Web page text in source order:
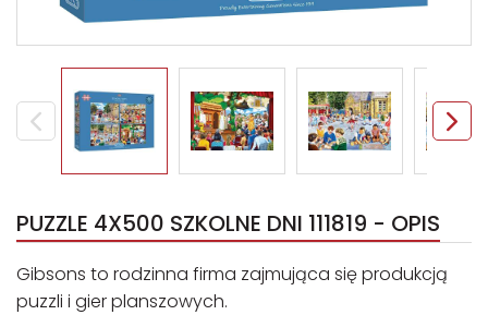
PUZZLE 4X500 SZKOLNE DNI 111819 - OPIS
Gibsons to rodzinna firma zajmująca się produkcją
puzzli i gier planszowych.